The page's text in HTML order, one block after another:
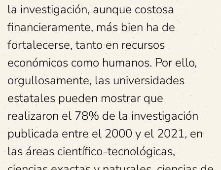
la investigación, aunque costosa
financieramente, más bien ha de
fortalecerse, tanto en recursos
económicos como humanos. Por ello,
orgullosamente, las universidades
estatales pueden mostrar que
realizaron el 78% de la investigación
publicada entre el 2000 y el 2021, en
las áreas científico-tecnológicas,